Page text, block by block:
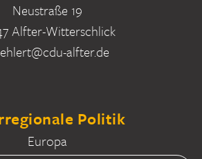
Neustraße 19
Alfter-Witterschlick
alfter.de
Politik
Europa